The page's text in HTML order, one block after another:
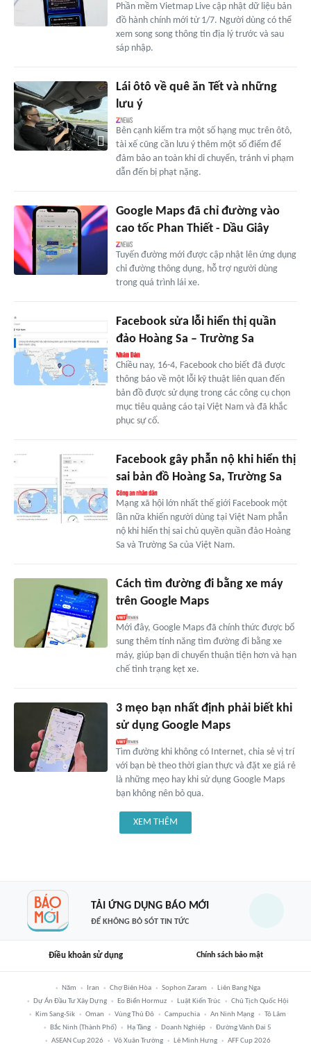
Phần mềm Vietmap Live cập nhật dữ liệu bản
đồ hành chính mới từ 1/7. Người dùng có thể
xem song song thông tin địa lý trước và sau
sáp nhập.
Lái ôtô về quê ăn Tết và những
lưu ý
Bên cạnh kiểm tra một số hạng mục trên ôtô,
tài xế cũng cần lưu ý thêm một số điểm để
đảm bảo an toàn khi di chuyển, tránh vi phạm
dẫn đến bị phạt nặng.
Google Maps đã chỉ đường vào
cao tốc Phan Thiết - Dầu Giây
Tuyến đường mới được cập nhật lên ứng dụng
chỉ đường thông dụng, hỗ trợ người dùng
trong quá trình lái xe.
Facebook sửa lỗi hiển thị quần
đảo Hoàng Sa – Trường Sa
Chiều nay, 16-4, Facebook cho biết đã được
thông báo về một lỗi kỹ thuật liên quan đến
bản đồ được sử dụng trong các công cụ chọn
mục tiêu quảng cáo tại Việt Nam và đã khắc
phục sự cố.
Facebook gây phẫn nộ khi hiển thị
sai bản đồ Hoàng Sa, Trường Sa
Mạng xã hội lớn nhất thế giới Facebook một
lần nữa khiến người dùng tại Việt Nam phẫn
nộ khi hiển thị sai chủ quyền quần đảo Hoàng
Sa và Trường Sa của Việt Nam.
Cách tìm đường đi bằng xe máy
trên Google Maps
Mới đây, Google Maps đã chính thức được bổ
sung thêm tính năng tìm đường đi bằng xe
máy, giúp bạn di chuyển thuận tiện hơn và hạn
chế tình trạng kẹt xe.
3 mẹo bạn nhất định phải biết khi
sử dụng Google Maps
Tìm đường khi không có Internet, chia sẻ vị trí
với bạn bè theo thời gian thực và đặt xe giá rẻ
là những mẹo hay khi sử dụng Google Maps
bạn không nên bỏ qua.
XEM THÊM
TẢI ỨNG DỤNG BÁO MỚI
ĐỂ KHÔNG BỎ SÓT TIN TỨC
Điều khoản sử dụng Chính sách bảo mật
Năm Iran Chợ Biên Hòa Sophon Zaram
Liên Bang Nga
Dự Án Đầu Tư Xây Dựng
Eo Biển Hormuz Luật Kiến Trúc
Chủ Tịch Quốc Hội
Kim Sang-Sik
Oman Vùng Thủ Đô Campuchia An Ninh Mạng
Tô Lâm
Bắc Ninh (thành Phố)
Hạ Tầng Doanh Nghiệp
Đường Vành Đai 5
ASEAN Cup 2026
Võ Xuân Trường Lê Minh Hưng AFF Cup 2026